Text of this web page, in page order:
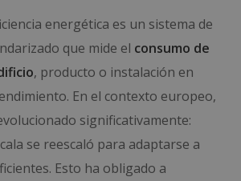
energética es un sistema de
que mide el consumo de
, producto o instalación en
En el contexto europeo,
significativamente:
se reescaló para adaptarse a
Esto ha obligado a